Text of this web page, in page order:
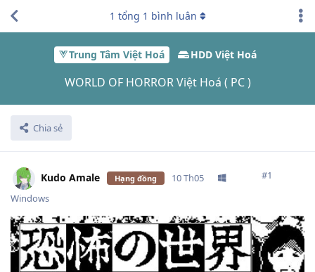
Trung Tâm Việt Hoá HDD Việt Hoá
WORLD OF HORROR Việt Hoá ( PC )
Chia sẻ
1 tổng 1 bình luân
Kudo Amale Hạng đồng 10 Th05 #1
Windows